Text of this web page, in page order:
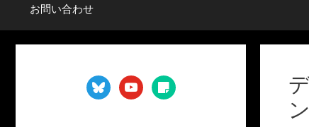
お問い合わせ
blueskyyoutubesticky-
note